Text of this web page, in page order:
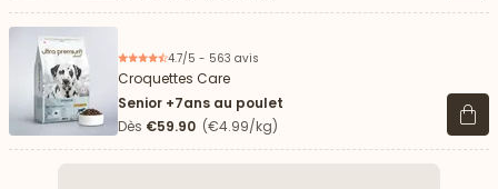
4.7/5 - 563 avis
Croquettes Care
Senior +7ans au poulet
Dès €59.90 (€4.99/kg) Voir